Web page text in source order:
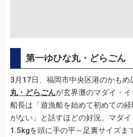
第一ゆひな丸・どらごん
3月17日、福岡市中央区港のかもめ
丸・どらごんが玄界灘のマダイ・イ
船長は「遊漁船を始めて初めての
がない」と話すほどの好況。マダ
1.5kgを頭に手の平～足裏サイズま